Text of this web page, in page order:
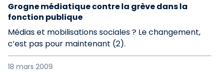
Grogne médiatique contre la grève dans la
fonction publique
Médias et mobilisations sociales ? Le changement,
c’est pas pour maintenant (2).
18 mars 2009